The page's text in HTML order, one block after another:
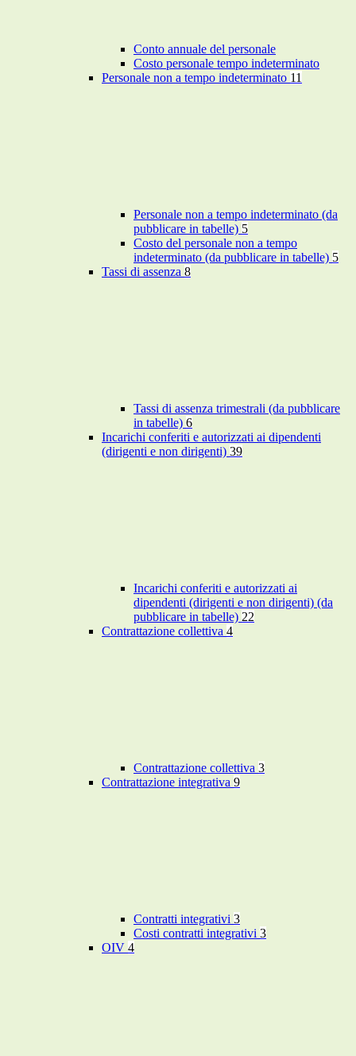
Conto annuale del personale
Costo personale tempo indeterminato
Personale non a tempo indeterminato 11
Personale non a tempo indeterminato (da
pubblicare in tabelle) 5
Costo del personale non a tempo
indeterminato (da pubblicare in tabelle) 5
Tassi di assenza 8
Tassi di assenza trimestrali (da pubblicare
in tabelle) 6
Incarichi conferiti e autorizzati ai dipendenti
(dirigenti e non dirigenti) 39
Incarichi conferiti e autorizzati ai
dipendenti (dirigenti e non dirigenti) (da
pubblicare in tabelle) 22
Contrattazione collettiva 4
Contrattazione collettiva 3
Contrattazione integrativa 9
Contratti integrativi 3
Costi contratti integrativi 3
OIV 4